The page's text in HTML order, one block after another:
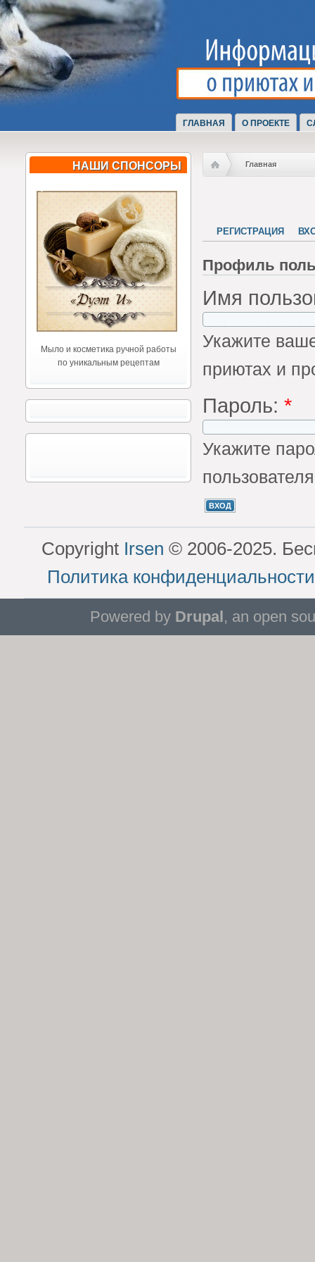
ГЛАВНАЯ О ПРОЕКТЕ
НАШИ СПОНСОРЫ
Мыло и косметика ручной работы
по уникальным рецептам
Главная
РЕГИСТРАЦИЯ
Профиль
Имя
Укажите
приютах и
Пароль: *
Укажите
Copyright Irsen © 2006-2025.
Политика
Powered by Drupal, an open